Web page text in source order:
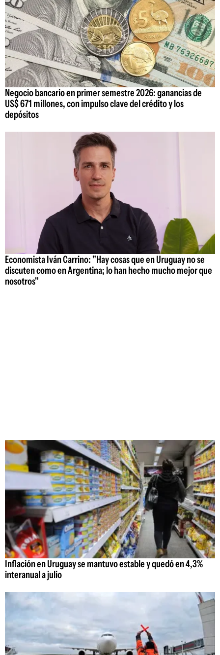
Negocio bancario en primer semestre 2026: ganancias de
US$ 671 millones, con impulso clave del crédito y los
depósitos
Economista Iván Carrino: "Hay cosas que en Uruguay no se
discuten como en Argentina; lo han hecho mucho mejor que
nosotros"
Inflación en Uruguay se mantuvo estable y quedó en 4,3%
interanual a julio